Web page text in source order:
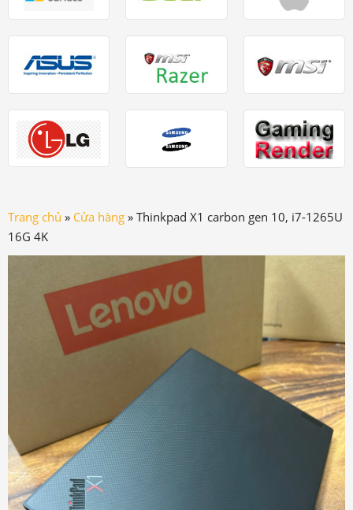
Trang chủ » Cửa hàng » Thinkpad X1 carbon gen 10, i7-1265U
16G 4K